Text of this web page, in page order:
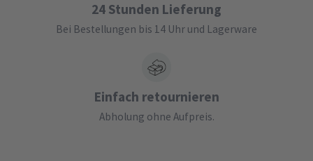
24 Stunden Lieferung
Bei Bestellungen bis 14 Uhr und Lagerware
Einfach retournieren
Abholung ohne Aufpreis.